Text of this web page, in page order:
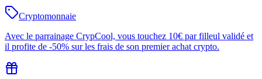
Cryptomonnaie
Avec le parrainage CrypCool, vous touchez 10€ par filleul validé et
il profite de -50% sur les frais de son premier achat crypto.